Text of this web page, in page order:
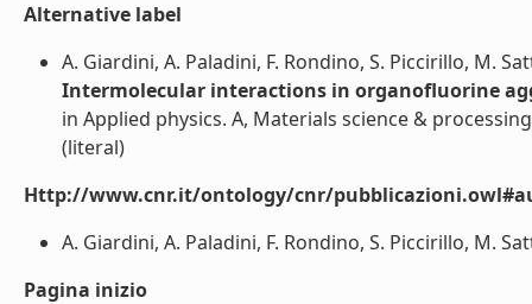
Alternative label
A. Giardini, A. Paladini, F. Rondino, S. Piccirillo, M.
Intermolecular interactions in organofluorine
in Applied physics. A, Materials science &
(literal)
Http://www.cnr.it/ontology/cnr/
A. Giardini, A. Paladini, F. Rondino, S. Piccirillo, M.
Pagina inizio